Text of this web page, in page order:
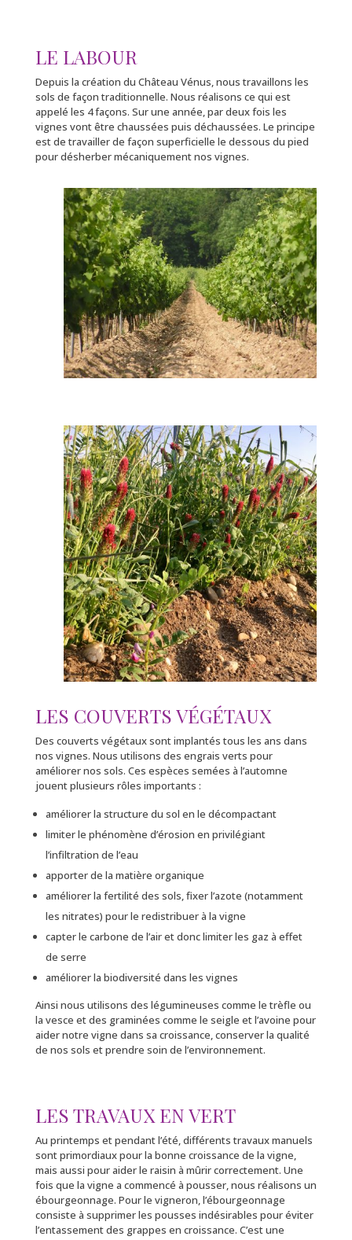
LE LABOUR
Depuis la création du Château Vénus, nous travaillons les
sols de façon traditionnelle. Nous réalisons ce qui est
appelé les 4 façons. Sur une année, par deux fois les
vignes vont être chaussées puis déchaussées. Le principe
est de travailler de façon superficielle le dessous du pied
pour désherber mécaniquement nos vignes.
LES COUVERTS VÉGÉTAUX
Des couverts végétaux sont implantés tous les ans dans
nos vignes. Nous utilisons des engrais verts pour
améliorer nos sols. Ces espèces semées à l’automne
jouent plusieurs rôles importants :
améliorer la structure du sol en le décompactant
limiter le phénomène d’érosion en privilégiant
l’infiltration de l’eau
apporter de la matière organique
améliorer la fertilité des sols, fixer l’azote (notamment
les nitrates) pour le redistribuer à la vigne
capter le carbone de l’air et donc limiter les gaz à effet
de serre
améliorer la biodiversité dans les vignes
Ainsi nous utilisons des légumineuses comme le trèfle ou
la vesce et des graminées comme le seigle et l’avoine pour
aider notre vigne dans sa croissance, conserver la qualité
de nos sols et prendre soin de l’environnement.
LES TRAVAUX EN VERT
Au printemps et pendant l’été, différents travaux manuels
sont primordiaux pour la bonne croissance de la vigne,
mais aussi pour aider le raisin à mûrir correctement. Une
fois que la vigne a commencé à pousser, nous réalisons un
ébourgeonnage. Pour le vigneron, l’ébourgeonnage
consiste à supprimer les pousses indésirables pour éviter
l’entassement des grappes en croissance. C’est une